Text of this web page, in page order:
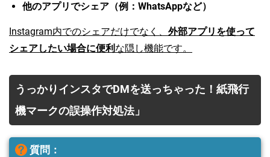
他のアプリでシェア（例：WhatsAppなど）
Instagram内でのシェアだけでなく、 外部アプリを使って
シェアしたい場合に便利 な隠し機能です。
うっかりインスタでDMを送っちゃった！紙飛行
機マークの誤操作対処法」
質問：